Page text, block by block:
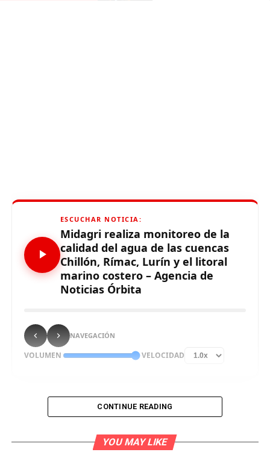
ESCUCHAR NOTICIA:
Midagri realiza monitoreo de la
calidad del agua de las cuencas
Chillón, Rímac, Lurín y el litoral
marino costero – Agencia de
Noticias Órbita
NAVEGACIÓN
VOLUMEN VELOCIDAD
Autoridad Nacional del Agua (ANA), realizó el
CONTINUE READING
YOU MAY LIKE